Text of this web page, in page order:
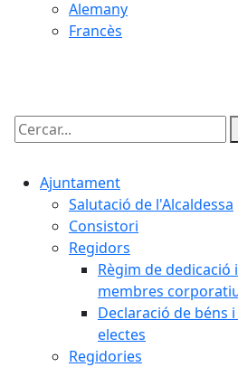
Alemany
Francès
Cercar:
Ajuntament
Salutació de l'Alcaldessa
Consistori
Regidors
Règim de
membres
Declaració de béns
electes
Regidories